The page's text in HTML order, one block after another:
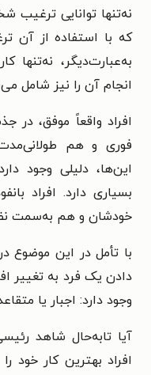
نه‌تنها توانایی ترغیب
که با استفاده از آن
به‌عبارت‌دیگر، نه‌تنها
انجام آن را نیز شامل
افراد واقعاً موفق،
فوری و هم
این‌ها، دلیلی وجود
بسیاری دارد. افراد
خودشان و هم به‌سمت
با تأمل در این موضوع
دادن یک فرد به تغییر
وجود دارد: اجبار یا
آیا تابه‌حال شاهد
افراد بهترین کار خود